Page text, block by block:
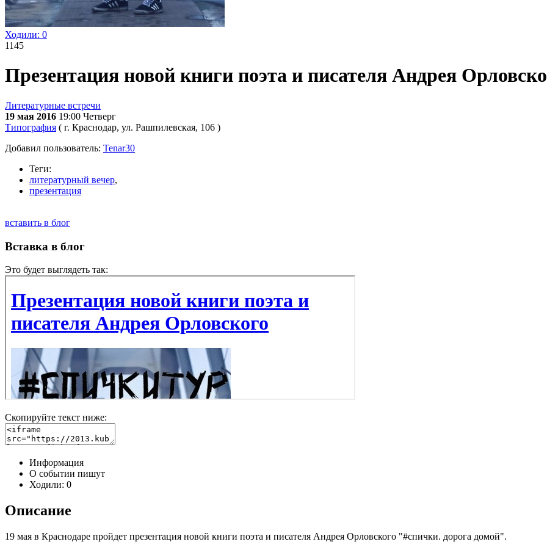
Ходили: 0
1145
Презентация новой книги поэта и писателя Андрея
Литературные встречи
19 мая 2016 19:00 Четверг
Типография ( г. Краснодар, ул. Рашпилевская, 106 )
Добавил пользователь: Tenar30
Теги:
литературный вечер,
презентация
вставить в блог
Вставка в блог
Это будет выглядеть так:
Скопируйте текст ниже:
Информация
О событии пишут
Ходили: 0
Описание
19 мая в Краснодаре пройдет презентация новой книги поэта и писателя Андрея Орловского "#спички. дорога домой".